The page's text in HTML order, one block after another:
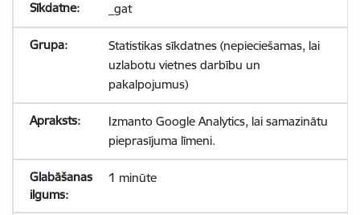
_gat
Statistikas sīkdatnes (nepieciešamas, lai
uzlabotu vietnes darbību un
pakalpojumus)
Izmanto Google Analytics, lai samazinātu
pieprasījuma līmeni.
1 minūte